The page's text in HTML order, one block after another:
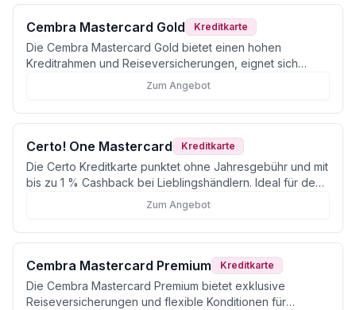
Cembra Mastercard Gold Kreditkarte
Die Cembra Mastercard Gold bietet einen hohen
Kreditrahmen und Reiseversicherungen, eignet sich
jedoch weniger für kostenbewusste Nutzer.
Zum Angebot
Certo! One Mastercard Kreditkarte
Die Certo Kreditkarte punktet ohne Jahresgebühr und mit
bis zu 1 % Cashback bei Lieblingshändlern. Ideal für den
Zum Angebot
Cembra Mastercard Premium Kreditkarte
Die Cembra Mastercard Premium bietet exklusive
Reiseversicherungen und flexible Konditionen für